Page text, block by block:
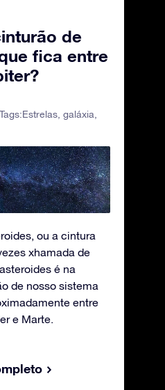
de
fica entre
Estrelas galáxia
ou a cintura
xhamada de
é na
de nosso sistema
entre
e Marte.